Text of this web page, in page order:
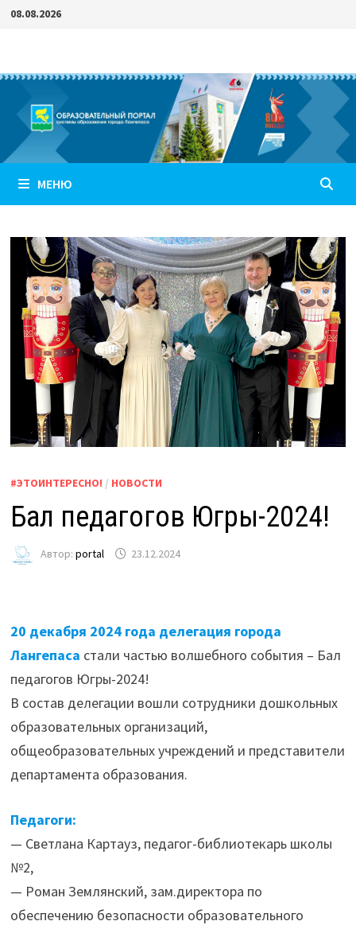
Перейти
08.08.2026
МЕНЮ
#ЭТОИНТЕРЕСНО! / НОВОСТИ
Бал педагогов Югры-2024!
Автор: portal 23.12.2024
20 декабря 2024 года делегация города
Лангепаса стали частью волшебного события – Бал
педагогов Югры-2024!
В состав делегации вошли сотрудники дошкольных
образовательных организаций,
общеобразовательных учреждений и представители
департамента образования.
Педагоги:
— Светлана Картауз, педагог-библиотекарь школы
№2,
— Роман Землянский, зам.директора по
обеспечению безопасности образовательного